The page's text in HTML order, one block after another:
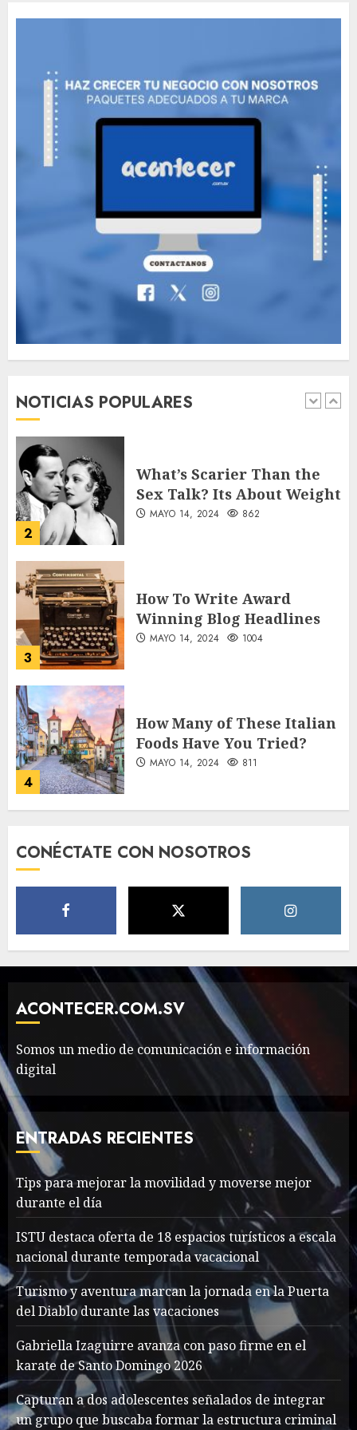
NOTICIAS POPULARES
The full story of
Thailand’s extraordinary
cave rescue
Valentino Goes
Deliberately Feminine for
Fall 2018
MAYO 16, 2024
1
Searching for the
forgotten heroes of World
MAYO 14, 2024
2
What’s Scarier Than the
Sex Talk? Its About Weight
MAYO 14, 2024 862
3
How To Write Award
Winning Blog Headlines
MAYO 14, 2024 1004
4
How Many of These Italian
Foods Have You Tried?
MAYO 14, 2024 811
Classic Cars in a Retro
The full story of
Thailand’s extraordinary
cave rescue
MAYO 14, 2024 1002
7
Valentino Goes
Deliberately Feminine for
Fall 2018
MAYO 16, 2024 765
1
Searching for the
forgotten heroes of World
War Two
MAYO 14, 2024 860
2
What’s Scarier Than the
Sex Talk? Its About Weight
MAYO 14, 2024 862
CONÉCTATE CON NOSOTROS
ACONTECER.COM.SV
Somos un medio de comunicación e información
digital
ENTRADAS RECIENTES
Tips para mejorar la movilidad y moverse mejor
durante el día
ISTU destaca oferta de 18 espacios turísticos a escala
nacional durante temporada vacacional
Turismo y aventura marcan la jornada en la Puerta
del Diablo durante las vacaciones
Gabriella Izaguirre avanza con paso firme en el
karate de Santo Domingo 2026
Capturan a dos adolescentes señalados de integrar
un grupo que buscaba formar la estructura criminal